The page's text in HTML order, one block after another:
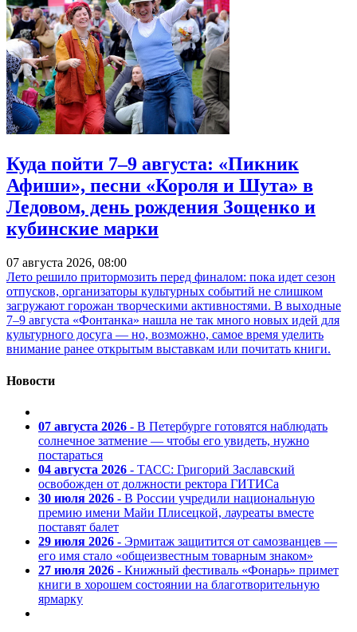
Куда пойти 7–9 августа: «Пикник
Афиши», песни «Короля и Шута» в
Ледовом, день рождения Зощенко и
кубинские марки
07 августа 2026, 08:00
Лето решило притормозить перед финалом: пока идет сезон
отпусков, организаторы культурных событий не слишком
загружают горожан творческими активностями. В выходные
7–9 августа «Фонтанка» нашла не так много новых идей для
культурного досуга — но, возможно, самое время уделить
внимание ранее открытым выставкам или почитать книги.
Новости
07 августа 2026 - В Петербурге готовятся наблюдать
солнечное затмение — чтобы его увидеть, нужно
постараться
04 августа 2026 - ТАСС: Григорий Заславский
освобожден от должности ректора ГИТИСа
30 июля 2026 - В России учредили национальную
премию имени Майи Плисецкой, лауреаты вместе
поставят балет
29 июля 2026 - Эрмитаж защитится от самозванцев —
его имя стало «общеизвестным товарным знаком»
27 июля 2026 - Книжный фестиваль «Фонарь» примет
книги в хорошем состоянии на благотворительную
ярмарку